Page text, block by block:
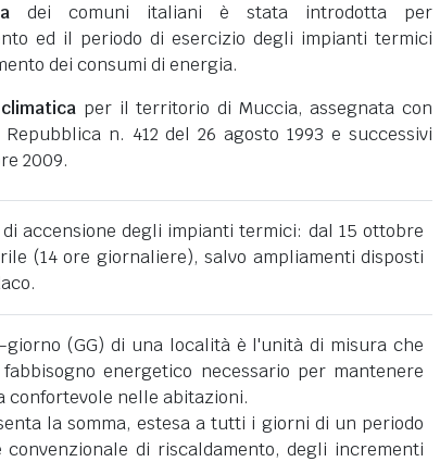
dei comuni italiani è stata introdotta per
ed il periodo di esercizio degli impianti termici
dei consumi di energia.
per il territorio di Muccia, assegnata con
n. 412 del 26 agosto 1993 e successivi
2009.
di accensione degli impianti termici: dal 15 ottobre
(14 ore giornaliere), salvo ampliamenti disposti
giorno (GG) di una località è l'unità di misura che
energetico necessario per mantenere
confortevole nelle abitazioni.
la somma, estesa a tutti i giorni di un periodo
convenzionale di riscaldamento, degli incrementi